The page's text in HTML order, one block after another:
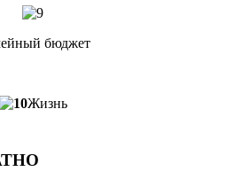
бюджет
Жизнь